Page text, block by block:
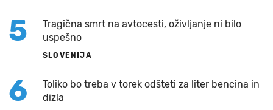
5
Tragična smrt na avtocesti, oživljanje ni bilo
uspešno
SLOVENIJA
6
Toliko bo treba v torek odšteti za liter bencina in
dizla